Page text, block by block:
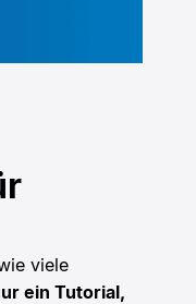
viele
ein Tutorial,